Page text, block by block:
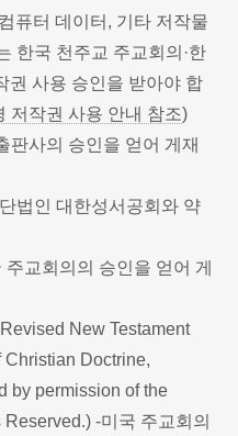
퓨터 데이터, 기타 저작물
한국 천주교 주교회의·한
권 사용 승인을 받아야 합
저작권 사용 안내 참조)
판사의 승인을 얻어 게재
법인 대한성서공회와 약
교회의의 승인을 얻어 게
New Testament
Christian Doctrine,
by permission of the
-미국 주교회의